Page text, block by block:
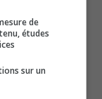
d’importants
sincères
et
de
études
sur un